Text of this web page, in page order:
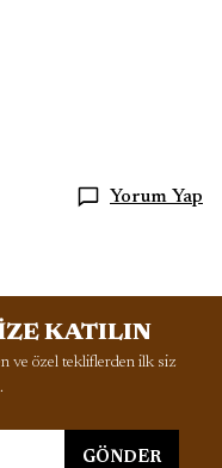
Yorum Yap
KATILIN
ve özel tekliflerden ilk siz
GÖNDER